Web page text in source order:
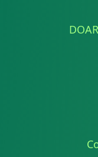
DOAR